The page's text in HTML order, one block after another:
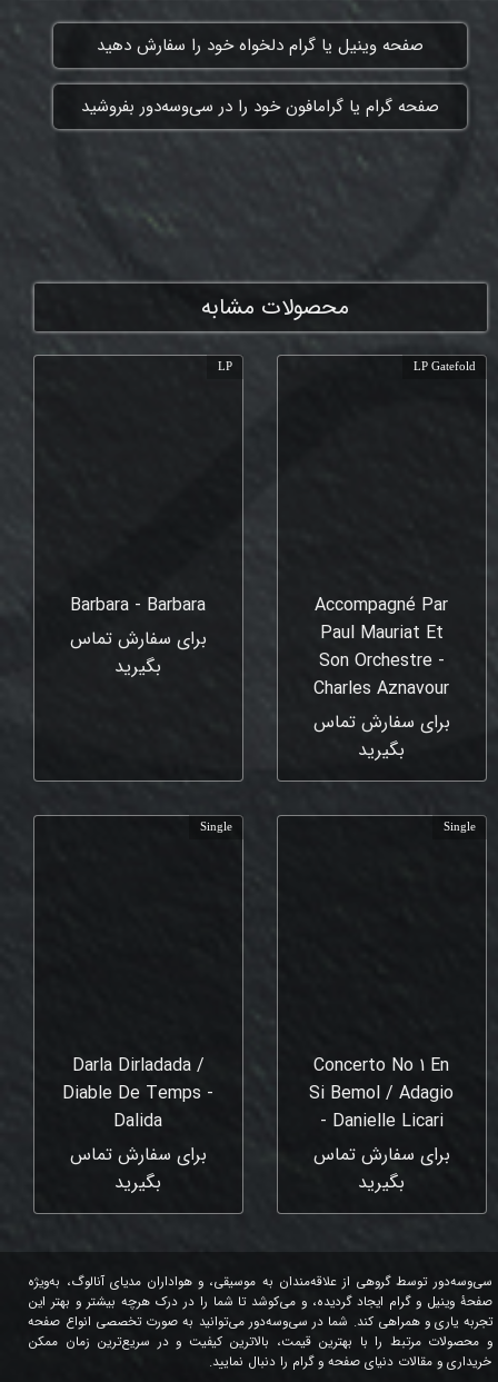
​صفحه وینیل یا گرام دلخواه خود را سفارش دهید
​صفحه گرام یا گرامافون خود را در سی‌وسه‌دور بفروشید
محصولات مشابه
Accompagné Par
Paul Mauriat Et
Son Orchestre -
Charles Aznavour
برای سفارش تماس
بگیرید
LP Gatefold
Barbara - Barbara
برای سفارش تماس
بگیرید
LP
Concerto No 1 En
Si Bemol / Adagio
- Danielle Licari
برای سفارش تماس
بگیرید
Single
Darla Dirladada /
Diable De Temps -
Dalida
برای سفارش تماس
بگیرید
Single
سی‌وسه‌دور توسط گروهی از علاقه‌مندان به موسیقی، و هواداران مدیای آنالوگ، به‌ویژه
صفحۀ وینیل و گرام ایجاد گردیده، و می‌کوشد تا شما را در درک هرچه بیشتر و بهتر این
تجربه یاری و همراهی کند. شما در سی‌وسه‌دور می‌توانید به صورت تخصصی انواع صفحه
و محصولات مرتبط را با بهترین قیمت، بالاترین کیفیت و در سریع‌ترین زمان ممکن
خریداری و مقالات دنیای صفحه و گرام را دنبال نمایید.